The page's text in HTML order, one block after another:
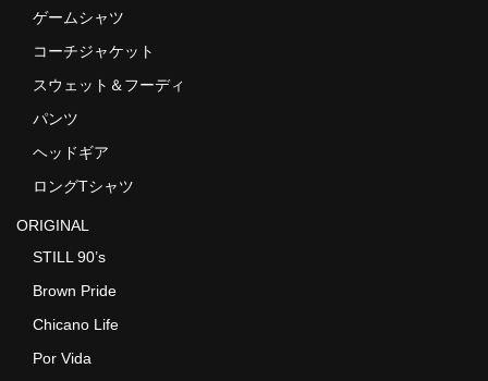
ゲームシャツ
コーチジャケット
スウェット＆フーディ
パンツ
ヘッドギア
ロングTシャツ
ORIGINAL
STILL 90’s
Brown Pride
Chicano Life
Por Vida